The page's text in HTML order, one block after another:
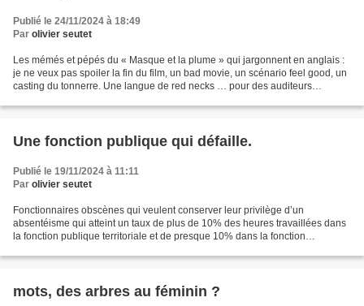
Publié le 24/11/2024 à 18:49
Par olivier seutet
Les mémés et pépés du « Masque et la plume » qui jargonnent en anglais :
je ne veux pas spoiler la fin du film, un bad movie, un scénario feel good, un
casting du tonnerre. Une langue de red necks … pour des auditeurs
Une fonction publique qui défaille.
Publié le 19/11/2024 à 11:11
Par olivier seutet
Fonctionnaires obscènes qui veulent conserver leur privilège d’un
absentéisme qui atteint un taux de plus de 10% des heures travaillées dans
la fonction publique territoriale et de presque 10% dans la fonction
mots, des arbres au féminin ?